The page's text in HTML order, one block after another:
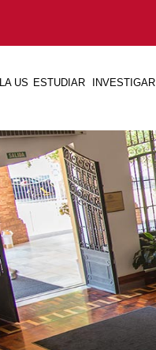
LA US ESTUDIAR INVESTIGAR